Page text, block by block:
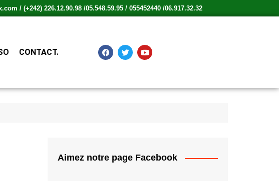
/ (+242) 226.12.90.98 /05.548.59.95 / 055452440 /06.917.32.32
CONTACT.
Aimez notre page Facebook